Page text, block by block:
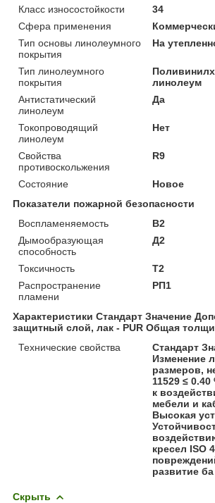
Класс износостойкости
34
Сфера применения
Тип основы линолеумного
покрытия
На
Тип линолеумного
покрытия
линолеум
Антистатический
линолеум
Да
Токопроводящий
линолеум
Нет
Свойства
противоскольжения
R9
Состояние
Новое
Показатели пожарной безопасности
Воспламеняемость
В2
Дымообразующая
способность
Д2
Токсичность
Т2
Распространение
пламени
РП1
Характеристики Стандарт Значение
защитный слой, лак - PUR Общая
Технические свойства
Стандарт
Изменение
размеров,
11529 ≤
к
мебели и
Высокая
кресел ISO
развитие ба
Скрыть